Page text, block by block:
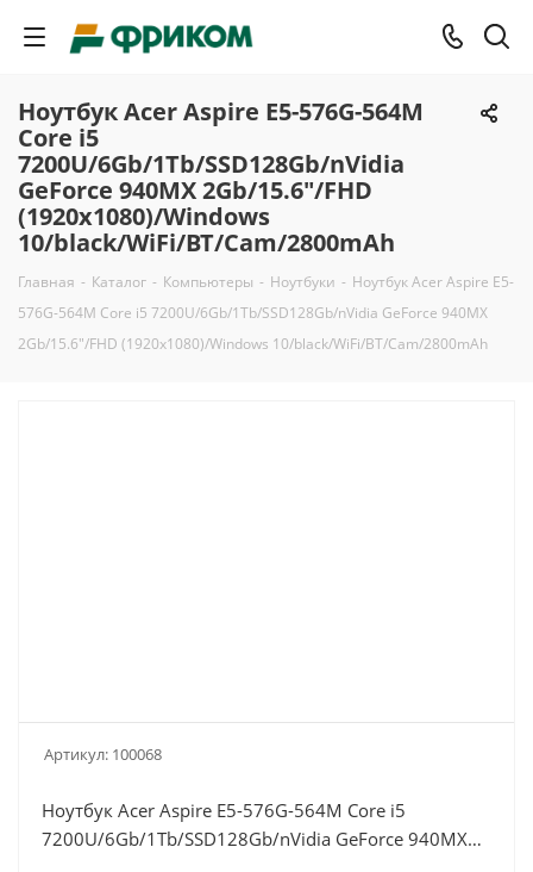
Ноутбук Acer Aspire E5-576G-564M
Core i5
7200U/6Gb/1Tb/SSD128Gb/nVidia
GeForce 940MX 2Gb/15.6"/FHD
(1920x1080)/Windows
10/black/WiFi/BT/Cam/2800mAh
Главная - Каталог - Компьютеры - Ноутбуки - Ноутбук Acer Aspire E5-
576G-564M Core i5 7200U/6Gb/1Tb/SSD128Gb/nVidia GeForce 940MX
2Gb/15.6"/FHD (1920x1080)/Windows 10/black/WiFi/BT/Cam/2800mAh
Артикул: 100068
Ноутбук Acer Aspire E5-576G-564M Core i5
7200U/6Gb/1Tb/SSD128Gb/nVidia GeForce 940MX